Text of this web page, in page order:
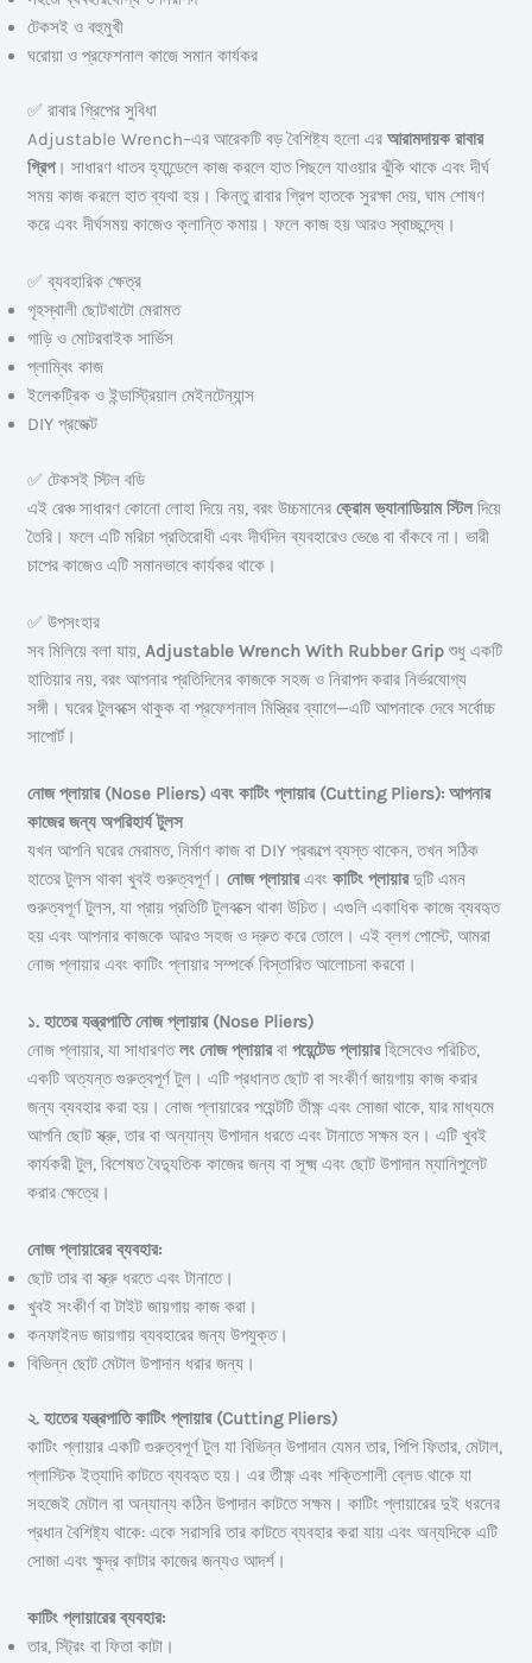
টেকসই ও বহুমুখী
ঘরোয়া ও প্রফেশনাল কাজে সমান কার্যকর
✅ রাবার গ্রিপের সুবিধা
Adjustable Wrench–এর আরেকটি বড় বৈশিষ্ট্য হলো এরআরামদায়ক রাবার
গ্রিপ। সাধারণ ধাতব হ্যান্ডেলে কাজ করলে হাত পিছলে যাওয়ার ঝুঁকি থাকে এবং দীর্ঘ
সময় কাজ করলে হাত ব্যথা হয়। কিন্তু রাবার গ্রিপ হাতকে সুরক্ষা দেয়, ঘাম শোষণ
করে এবং দীর্ঘসময় কাজেও ক্লান্তি কমায়। ফলে কাজ হয় আরও স্বাচ্ছন্দ্যে।
✅ ব্যবহারিক ক্ষেত্র
গৃহস্থালী ছোটখাটো মেরামত
গাড়ি ও মোটরবাইক সার্ভিস
প্লাম্বিং কাজ
ইলেকট্রিক ও ইন্ডাস্ট্রিয়াল মেইনটেন্যান্স
DIY প্রজেক্ট
✅ টেকসই স্টিল বডি
এই রেঞ্চ সাধারণ কোনো লোহা দিয়ে নয়, বরং উচ্চমানেরক্রোম ভ্যানাডিয়াম স্টিলদিয়ে
তৈরি। ফলে এটি মরিচা প্রতিরোধী এবং দীর্ঘদিন ব্যবহারেও ভেঙে বা বাঁকবে না। ভারী
চাপের কাজেও এটি সমানভাবে কার্যকর থাকে।
✅ উপসংহার
সব মিলিয়ে বলা যায়,Adjustable Wrench With Rubber Grip শুধু একটি
হাতিয়ার নয়, বরং আপনার প্রতিদিনের কাজকে সহজ ও নিরাপদ করার নির্ভরযোগ্য
সঙ্গী। ঘরের টুলবক্সে থাকুক বা প্রফেশনাল মিস্ত্রির ব্যাগে—এটি আপনাকে দেবে সর্বোচ্চ
সাপোর্ট।
নোজ প্লায়ার (Nose Pliers) এবং কাটিং প্লায়ার (Cutting Pliers): আপনার
কাজের জন্য অপরিহার্য টুলস
যখন আপনি ঘরের মেরামত, নির্মাণ কাজ বা DIY প্রকল্পে ব্যস্ত থাকেন, তখন সঠিক
হাতের টুলস থাকা খুবই গুরুত্বপূর্ণ।নোজ প্লায়ারএবংকাটিং প্লায়ারদুটি এমন
গুরুত্বপূর্ণ টুলস, যা প্রায় প্রতিটি টুলবক্সে থাকা উচিত। এগুলি একাধিক কাজে ব্যবহৃত
হয় এবং আপনার কাজকে আরও সহজ ও দ্রুত করে তোলে। এই ব্লগ পোস্টে, আমরা
নোজ প্লায়ার এবং কাটিং প্লায়ার সম্পর্কে বিস্তারিত আলোচনা করবো।
১. হাতের যন্ত্রপাতি নোজ প্লায়ার (Nose Pliers)
নোজ প্লায়ার, যা সাধারণতলং নোজ প্লায়ারবাপয়েন্টেড প্লায়ারহিসেবেও পরিচিত,
একটি অত্যন্ত গুরুত্বপূর্ণ টুল। এটি প্রধানত ছোট বা সংকীর্ণ জায়গায় কাজ করার
জন্য ব্যবহার করা হয়। নোজ প্লায়ারের পয়েন্টটি তীক্ষ্ণ এবং সোজা থাকে, যার মাধ্যমে
আপনি ছোট স্ক্রু, তার বা অন্যান্য উপাদান ধরতে এবং টানাতে সক্ষম হন। এটি খুবই
কার্যকরী টুল, বিশেষত বৈদ্যুতিক কাজের জন্য বা সূক্ষ্ম এবং ছোট উপাদান ম্যানিপুলেট
করার ক্ষেত্রে।
নোজ প্লায়ারের ব্যবহার:
ছোট তার বা স্ক্রু ধরতে এবং টানাতে।
খুবই সংকীর্ণ বা টাইট জায়গায় কাজ করা।
কনফাইনড জায়গায় ব্যবহারের জন্য উপযুক্ত।
বিভিন্ন ছোট মেটাল উপাদান ধরার জন্য।
২. হাতের যন্ত্রপাতি কাটিং প্লায়ার (Cutting Pliers)
কাটিং প্লায়ার একটি গুরুত্বপূর্ণ টুল যা বিভিন্ন উপাদান যেমন তার, পিপি ফিতার, মেটাল,
প্লাস্টিক ইত্যাদি কাটতে ব্যবহৃত হয়। এর তীক্ষ্ণ এবং শক্তিশালী ব্লেড থাকে যা
সহজেই মেটাল বা অন্যান্য কঠিন উপাদান কাটতে সক্ষম। কাটিং প্লায়ারের দুই ধরনের
প্রধান বৈশিষ্ট্য থাকে: একে সরাসরি তার কাটতে ব্যবহার করা যায় এবং অন্যদিকে এটি
সোজা এবং ক্ষুদ্র কাটার কাজের জন্যও আদর্শ।
কাটিং প্লায়ারের ব্যবহার:
তার, স্ট্রিং বা ফিতা কাটা।